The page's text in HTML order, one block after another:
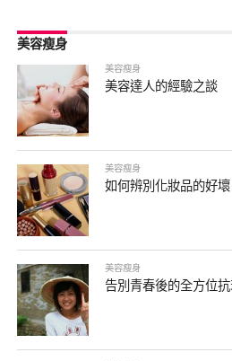
美容瘦身
美容瘦身
美容達人的經驗之談
美容瘦身
如何辨別化妝品的好壞
美容瘦身
告別青春後的全方位